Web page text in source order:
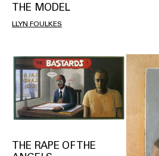
THE MODEL
LLYN FOULKES
THE RAPE OF THE